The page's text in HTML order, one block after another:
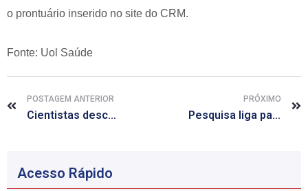
o prontuário inserido no site do CRM.
Fonte: Uol Saúde
POSTAGEM ANTERIOR
Cientistas descobrem primeiros genes ligados à depressão
PRÓXIMO
Pesquisa liga padrão de sono irregular a câncer de mama
Acesso Rápido